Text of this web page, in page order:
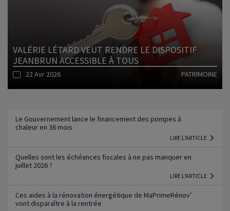
VALÉRIE LÉTARD VEUT RENDRE LE DISPOSITIF
JEANBRUN ACCESSIBLE À TOUS
22 Avr 2026 PATRIMOINE
Le Gouvernement lance le financement des pompes à
chaleur en 36 mois
LIRE L'ARTICLE
Quelles sont les échéances fiscales à ne pas manquer en
juillet 2026 ?
LIRE L'ARTICLE
Ces aides à la rénovation énergétique de MaPrimeRénov’
vont disparaître à la rentrée